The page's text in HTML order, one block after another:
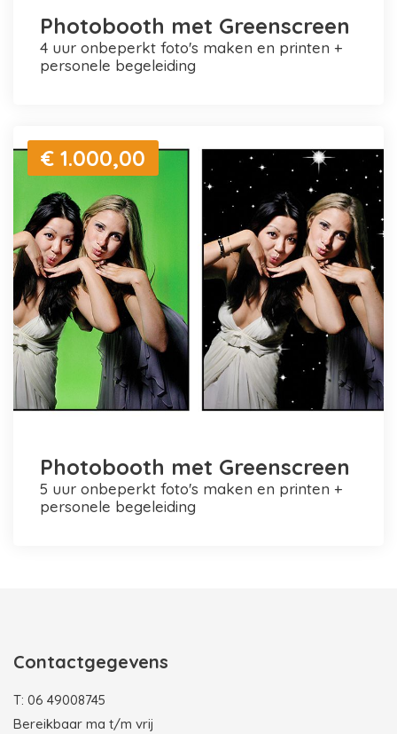
Photobooth met Greenscreen
4 uur onbeperkt foto's maken en printen +
personele begeleiding
€ 1.000,00
Photobooth met Greenscreen
5 uur onbeperkt foto's maken en printen +
personele begeleiding
Contactgegevens
T: 06 49008745
Bereikbaar ma t/m vrij